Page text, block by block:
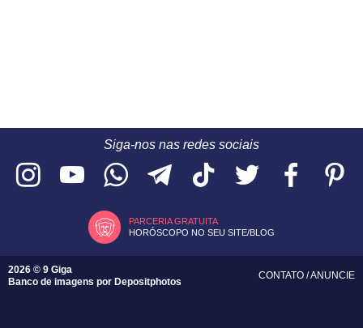
Siga-nos nas redes sociais
PARCERIA GRATUITA
HORÓSCOPO NO SEU SITE/BLOG
2026 © 9 Giga
Banco de imagens por Depositphotos
CONTATO /ANUNCIE